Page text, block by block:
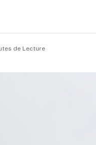
de Lecture